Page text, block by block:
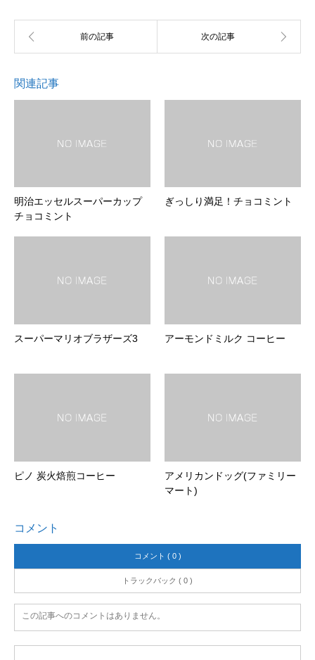
関連記事
明治エッセルスーパーカップ
チョコミント
ぎっしり満足！チョコミント
スーパーマリオブラザーズ3 アーモンドミルク コーヒー
ピノ 炭火焙煎コーヒー
アメリカンドッグ(ファミリー
マート)
コメント
コメント ( 0 )
トラックバック ( 0 )
この記事へのコメントはありません。